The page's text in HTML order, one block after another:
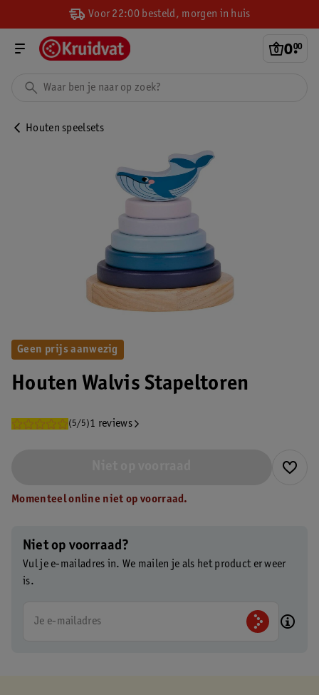
Voor 22:00 besteld, morgen in huis
0.
00
Houten speelsets
Houten Walvis Stapeltoren
(5/5)1 reviews
Geen prijs aanwezig
Momenteel online niet op voorraad.
Niet op voorraad?
Vul je e-mailadres in. We mailen je als het product er weer
is.
Je e-mailadres